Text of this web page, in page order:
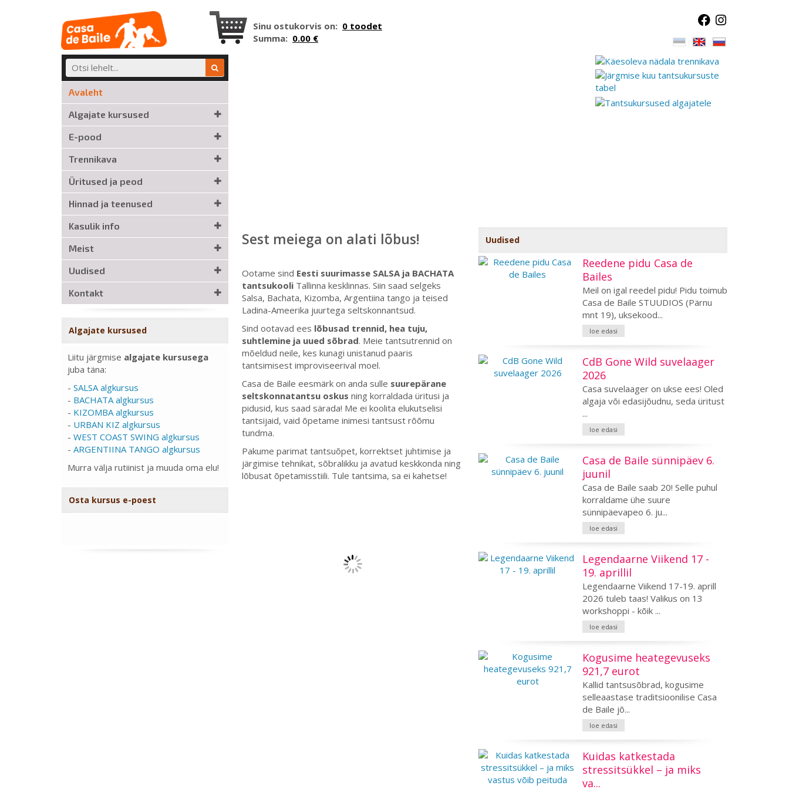
Sinu ostukorvis on: 0 toodet
Summa: 0.00 €
Avaleht
Algajate kursused
E-pood
Trennikava
Üritused ja peod
Hinnad ja teenused
Kasulik info
Meist
Uudised
Kontakt
Algajate kursused
Liitu järgmise algajate kursusega
juba täna:
- SALSA algkursus
- BACHATA algkursus
- KIZOMBA algkursus
- URBAN KIZ algkursus
- WEST COAST SWING algkursus
- ARGENTIINA TANGO algkursus
Murra välja rutiinist ja muuda oma elu!
Osta kursus e-poest
Sest meiega on alati lõbus!
Ootame sind Eesti suurimasse SALSA ja BACHATA
tantsukooliTallinna kesklinnas. Siin saad selgeks
Salsa, Bachata, Kizomba, Argentiina tango ja teised
Ladina-Ameerika juurtega seltskonnantsud.
Sind ootavad ees lõbusad trennid, hea tuju,
suhtlemine ja uued sõbrad. Meie tantsutrennid on
mõeldud neile, kes kunagi unistanud paaris
tantsimisest improviseerival moel.
Casa de Baile eesmärk on anda sulle suurepärane
seltskonnatantsu oskus ning korraldada üritusi ja
pidusid, kus saad särada! Me ei koolita elukutselisi
tantsijaid, vaid õpetame inimesi tantsust rõõmu
tundma.
Pakume parimat tantsuõpet, korrektset juhtimise ja
järgimise tehnikat, sõbralikku ja avatud keskkonda ning
lõbusat õpetamisstiili. Tule tantsima, sa ei kahetse!
Uudised
Reedene pidu Casa de
Bailes
Meil on igal reedel pidu! Pidu toimub
Casa de Baile STUUDIOS (Pärnu
mnt 19), uksekood...
loe edasi
CdB Gone Wild suvelaager
2026
Casa suvelaager on ukse ees! Oled
algaja või edasijõudnu, seda üritust
...
loe edasi
Casa de Baile sünnipäev 6.
juunil
Casa de Baile saab 20! Selle puhul
korraldame ühe suure
sünnipäevapeo 6. ju...
loe edasi
Legendaarne Viikend 17 -
19. aprillil
Legendaarne Viikend 17-19. aprill
2026 tuleb taas! Valikus on 13
workshoppi - kõik ...
loe edasi
Kogusime heategevuseks
921,7 eurot
Kallid tantsusõbrad, kogusime
selleaastase traditsioonilise Casa
de Baile jõ...
loe edasi
Kuidas katkestada
stressitsükkel – ja miks
va...